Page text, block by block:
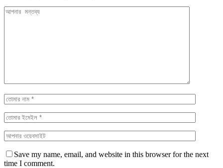
Save my name, email, and website in this browser for the next
time I comment.